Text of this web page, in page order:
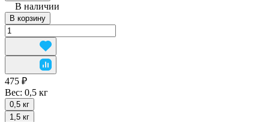
В наличии
В корзину
475 ₽
Вес: 0,5 кг
0,5 кг
1,5 кг